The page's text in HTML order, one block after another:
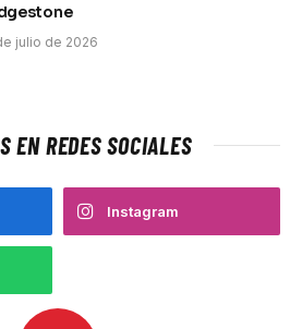
julio de 2026
EN REDES SOCIALES
Instagram